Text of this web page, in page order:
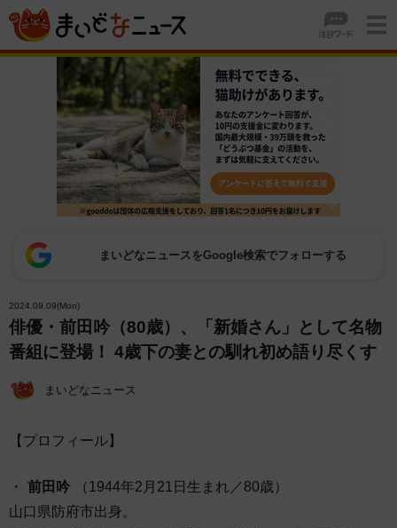
まいどなニュースをGoogle検索でフォローする
2024.09.09(Mon)
俳優・前田吟（80歳）、「新婚さん」として名物
番組に登場！ 4歳下の妻との馴れ初め語り尽くす
まいどなニュース
【プロフィール】
・ 前田吟
（1944年2月21日生まれ／80歳）
山口県防府市出身。